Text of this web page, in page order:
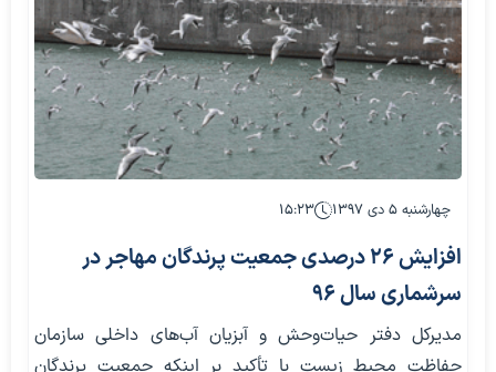
چهارشنبه ۵ دی ۱۳۹۷ ۱۵:۲۳
افزایش ۲۶ درصدی جمعیت پرندگان مهاجر در
سرشماری سال ۹۶
مدیرکل دفتر حیات‌وحش و آبزیان آب‌های داخلی سازمان